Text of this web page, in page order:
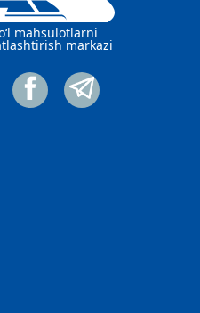
mahsulotlarni
markazi